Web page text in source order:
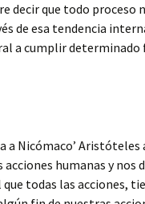
decir que todo proceso
de esa tendencia
a cumplir determinado
a Nicómaco’ Aristóteles
humanas y nos
todas las acciones,